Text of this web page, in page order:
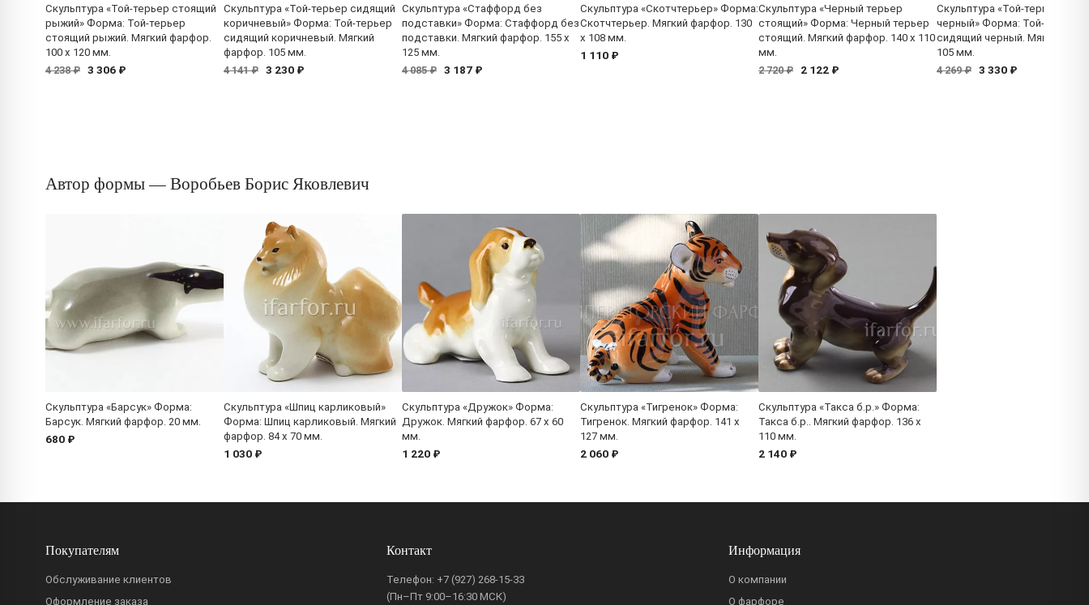
Скульптура «Той-терьер стоящий
рыжий» Форма: Той-терьер
стоящий рыжий. Мягкий фарфор.
100 x 120 мм.
4 238 ₽ 3 306 ₽
Скульптура «Той-терьер сидящий
коричневый» Форма: Той-терьер
сидящий коричневый. Мягкий
фарфор. 105 мм.
4 141 ₽ 3 230 ₽
Скульптура «Стаффорд без
подставки» Форма: Стаффорд без
подставки. Мягкий фарфор. 155 x
125 мм.
4 085 ₽ 3 187 ₽
Скульптура «Скотчтерьер» Форма:
Скотчтерьер. Мягкий фарфор. 130
x 108 мм.
1 110 ₽
Скульптура «Черный терьер
стоящий» Форма: Черный терьер
стоящий. Мягкий фарфор. 140 x 110
мм.
2 720 ₽
2 122 ₽
Скульптура «Той-терьер
черный» Форма: Той-терьер
сидящий черный. Мягкий
105 мм.
4 269 ₽ 3 330 ₽
Автор формы — Воробьев Борис Яковлевич
Скульптура «Барсук» Форма:
Барсук. Мягкий фарфор. 20 мм.
680 ₽
Скульптура «Шпиц карликовый»
Форма: Шпиц карликовый. Мягкий
фарфор. 84 x 70 мм.
1 030 ₽
Скульптура «Дружок» Форма:
Дружок. Мягкий фарфор. 67 x 60
мм.
1 220 ₽
Скульптура «Тигренок» Форма:
Тигренок. Мягкий фарфор. 141 x
127 мм.
2 060 ₽
Скульптура «Такса б.р.» Форма:
Такса б.р.. Мягкий фарфор. 136 x
110 мм.
2 140 ₽
Покупателям
Обслуживание клиентов
Оформление заказа
Контакт
Телефон: +7 (927) 268-15-33
(Пн–Пт 9:00–16:30 МСК)
Информация
О компании
О фарфоре